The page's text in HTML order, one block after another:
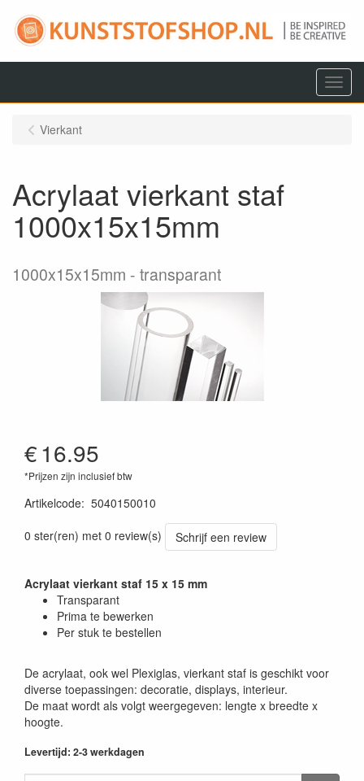
Menu
Vierkant
Acrylaat vierkant staf
1000x15x15mm
1000x15x15mm transparant
€16.95
*Prijzen zijn inclusief btw
Artikelcode: 5040150010
0 ster(ren) met 0 review(s)
Schrijf een review
Acrylaat vierkant staf 15 x 15 mm
Transparant
Prima te bewerken
Per stuk te bestellen
De acrylaat, ook wel Plexiglas, vierkant staf is geschikt voor
diverse toepassingen: decoratie, displays, interieur.
De maat wordt als volgt weergegeven: lengte x breedte x
hoogte.
Levertijd: 2-3 werkdagen